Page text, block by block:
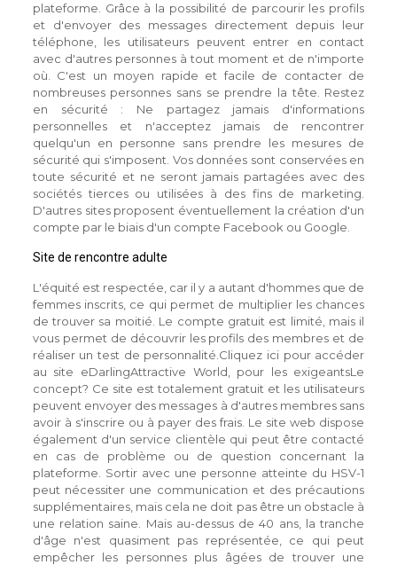
plateforme. Grâce à la possibilité de parcourir les profils
et d'envoyer des messages directement depuis leur
téléphone, les utilisateurs peuvent entrer en contact
avec d'autres personnes à tout moment et de n'importe
où. C'est un moyen rapide et facile de contacter de
nombreuses personnes sans se prendre la tête. Restez
en sécurité : Ne partagez jamais d'informations
personnelles et n'acceptez jamais de rencontrer
quelqu'un en personne sans prendre les mesures de
sécurité qui s'imposent. Vos données sont conservées en
toute sécurité et ne seront jamais partagées avec des
sociétés tierces ou utilisées à des fins de marketing.
D'autres sites proposent éventuellement la création d'un
compte par le biais d'un compte Facebook ou Google.
Site de rencontre adulte
L'équité est respectée, car il y a autant d'hommes que de
femmes inscrits, ce qui permet de multiplier les chances
de trouver sa moitié. Le compte gratuit est limité, mais il
vous permet de découvrir les profils des membres et de
réaliser un test de personnalité.Cliquez ici pour accéder
au site eDarlingAttractive World, pour les exigeantsLe
concept? Ce site est totalement gratuit et les utilisateurs
peuvent envoyer des messages à d'autres membres sans
avoir à s'inscrire ou à payer des frais. Le site web dispose
également d'un service clientèle qui peut être contacté
en cas de problème ou de question concernant la
plateforme. Sortir avec une personne atteinte du HSV-1
peut nécessiter une communication et des précautions
supplémentaires, mais cela ne doit pas être un obstacle à
une relation saine. Mais au-dessus de 40 ans, la tranche
d'âge n'est quasiment pas représentée, ce qui peut
empêcher les personnes plus âgées de trouver une